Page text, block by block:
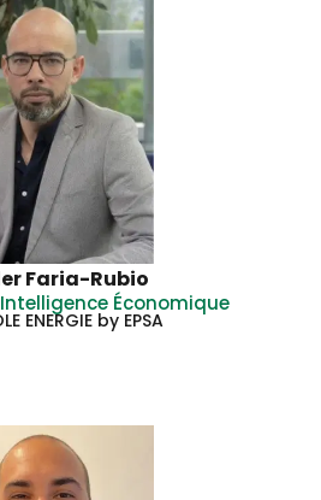
Faria-Rubio
Économique
ENERGIE by EPSA